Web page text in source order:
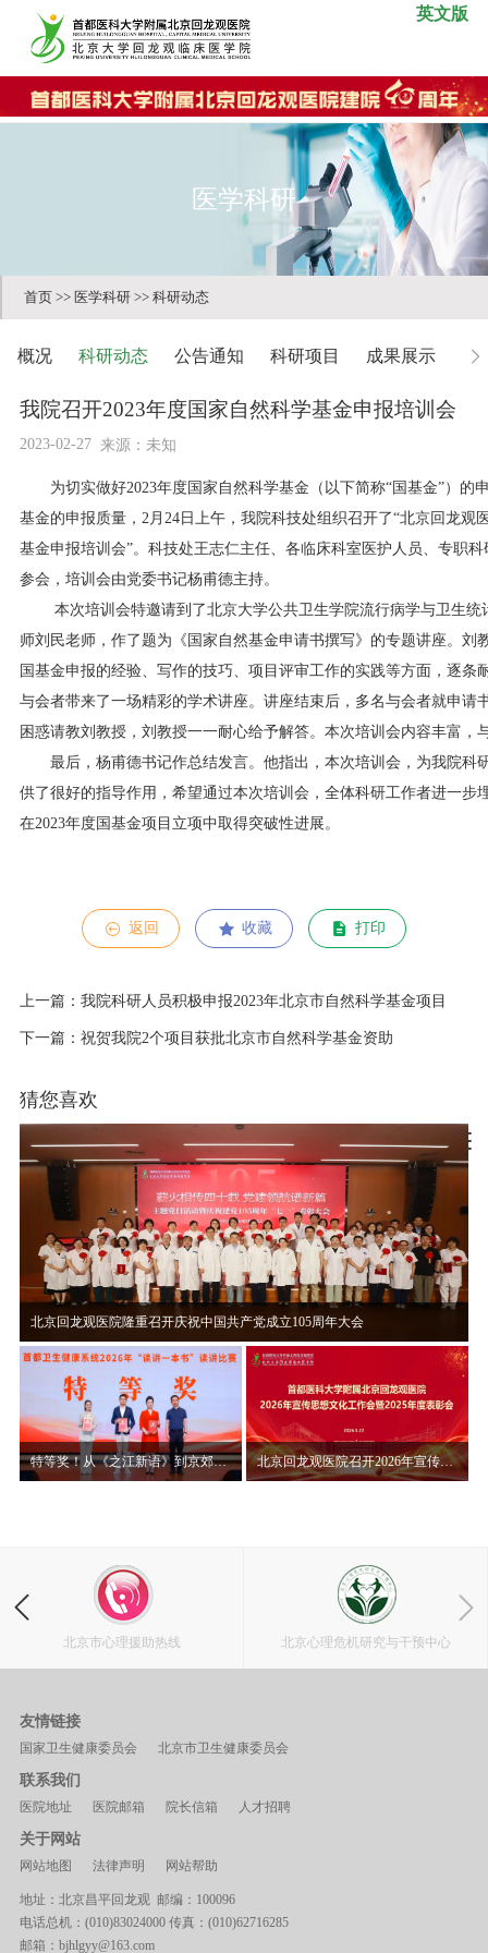
英文版
医学科研
概况 科研动态 公告通知 科研项目 成果展示
首页 >> 医学科研 >> 科研动态
我院召开2023年度国家自然科学基金申报培训会
2023-02-27 来源：未知
为切实做好2023年度国家自然科学基金（以下简称“国基金”）的
基金的申报质量，2月24日上午，我院科技处组织召开了“北京回龙观
基金申报培训会”。科技处王志仁主任、各临床科室医护人员、专职
参会，培训会由党委书记杨甫德主持。
本次培训会特邀请到了北京大学公共卫生学院流行病学与卫生统
师刘民老师，作了题为《国家自然基金申请书撰写》的专题讲座。刘
国基金申报的经验、写作的技巧、项目评审工作的实践等方面，逐条
与会者带来了一场精彩的学术讲座。讲座结束后，多名与会者就申请
困惑请教刘教授，刘教授一一耐心给予解答。本次培训会内容丰富，
最后，杨甫德书记作总结发言。他指出，本次培训会，为我院科
供了很好的指导作用，希望通过本次培训会，全体科研工作者进一步
在2023年度国基金项目立项中取得突破性进展。
返回 收藏 打印
上一篇：我院科研人员积极申报2023年北京市自然科学基金项目
下一篇：祝贺我院2个项目获批北京市自然科学基金资助
猜您喜欢
北京回龙观医院隆重召开庆祝中国共产党成立105周年大会
特等奖！从《之江新语》到京郊山村，赵晨讲述“读讲一本书”背后的初心使命 北京回龙观医院召开2026年宣传思想文化工作会暨2025年度表彰大会
北京市心理援助热线 北京心理危机研究与干预中心
友情链接
国家卫生健康委员会 北京市卫生健康委员会
联系我们
医院地址 医院邮箱 院长信箱 人才招聘
关于网站
网站地图 法律声明 网站帮助
地址：北京昌平回龙观 邮编：100096
电话总机：(010)83024000 传真：(010)62716285
邮箱：bjhlgyy@163.com